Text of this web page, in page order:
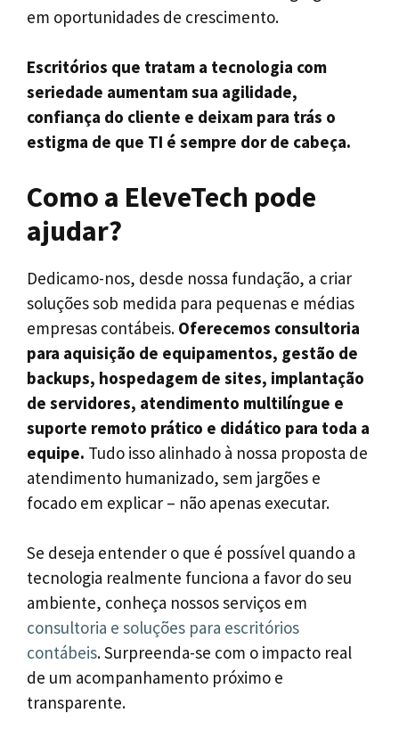
em oportunidades de crescimento.
Escritórios que tratam a tecnologia com
seriedade aumentam sua agilidade,
confiança do cliente e deixam para trás o
estigma de que TI é sempre dor de cabeça.
Como a EleveTech pode
ajudar?
Dedicamo-nos, desde nossa fundação, a criar
soluções sob medida para pequenas e médias
empresas contábeis. Oferecemos consultoria
para aquisição de equipamentos, gestão de
backups, hospedagem de sites, implantação
de servidores, atendimento multilíngue e
suporte remoto prático e didático para toda a
equipe. Tudo isso alinhado à nossa proposta de
atendimento humanizado, sem jargões e
focado em explicar – não apenas executar.
Se deseja entender o que é possível quando a
tecnologia realmente funciona a favor do seu
ambiente, conheça nossos serviços em
consultoria e soluções para escritórios
contábeis. Surpreenda-se com o impacto real
de um acompanhamento próximo e
transparente.